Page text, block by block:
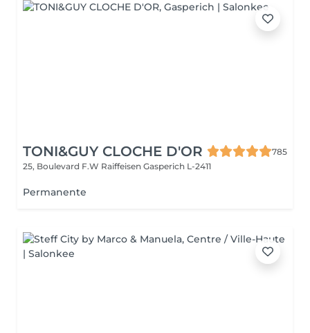
TONI&GUY CLOCHE D'OR
785
25, Boulevard F.W Raiffeisen Gasperich L-2411
Permanente